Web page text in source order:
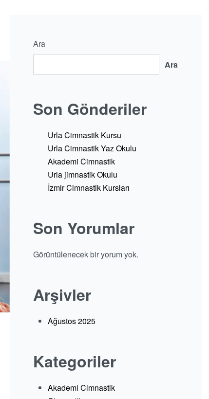
Ara
Ara
Son Gönderiler
Urla Cimnastik Kursu
Urla Cimnastik Yaz Okulu
Akademi Cimnastik
Urla jimnastik Okulu
İzmir Cimnastik Kursları
Son Yorumlar
Görüntülenecek bir yorum yok.
Arşivler
Ağustos 2025
Kategoriler
Akademi Cimnastik